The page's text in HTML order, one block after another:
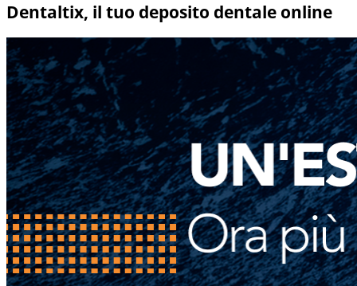
Dentaltix, il tuo deposito dentale online